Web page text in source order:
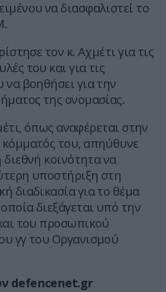
να διασφαλιστεί το
τον κ. Αχμέτι για τις
του και για τις
να βοηθήσει για την
της ονομασίας.
όπως αναφέρεται στην
του, απηύθυνε
κοινότητα να
υποστήριξη στη
διαδικασία για το θέμα
διεξάγεται υπό την
του προσωπικού
γγ του Οργανισμού
defencenet.gr